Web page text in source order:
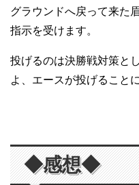
グラウンドへ戻って来た
指示を受けます。
投げるのは決勝戦対策と
よ、エースが投げること
◆感想◆